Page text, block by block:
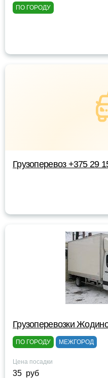
ПО ГОРОДУ
Грузоперевоз +375 29
Грузоперевозки
ПО ГОРОДУ МЕЖГОРОД
Цена посадки
35 руб